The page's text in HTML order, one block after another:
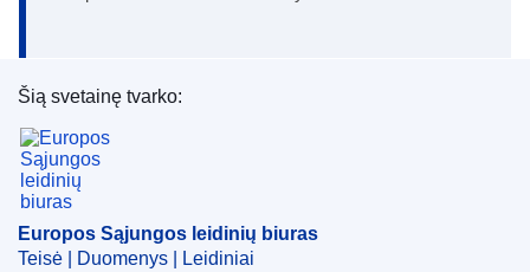
Europos Sąjungos leidinių biuras
Šią svetainę tvarko:
Europos Sąjungos leidinių biuras
Teisė | Duomenys | Leidiniai